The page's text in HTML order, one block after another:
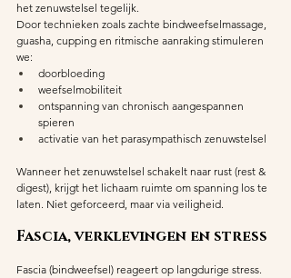
het zenuwstelsel tegelijk.
Door technieken zoals zachte bindweefselmassage,
guasha, cupping en ritmische aanraking stimuleren
we:
doorbloeding
weefselmobiliteit
ontspanning van chronisch aangespannen
spieren
activatie van het parasympathisch zenuwstelsel
Wanneer het zenuwstelsel schakelt naar rust (rest &
digest), krijgt het lichaam ruimte om spanning los te
laten. Niet geforceerd, maar via veiligheid.
Fascia, verklevingen en stress
Fascia (bindweefsel) reageert op langdurige stress.